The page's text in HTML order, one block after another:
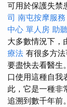
可用於保護失禁
司 南屯按摩服務
中心 單人房 助
大多數情況下，
療法 有很多方
要盡快去看醫生
口使用這種自我
此，它是一種非
追溯到數千年前